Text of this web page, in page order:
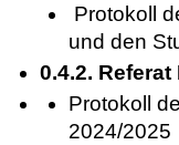
Protokoll
und den
0.4.2. Referat
Protokoll
2024/2025